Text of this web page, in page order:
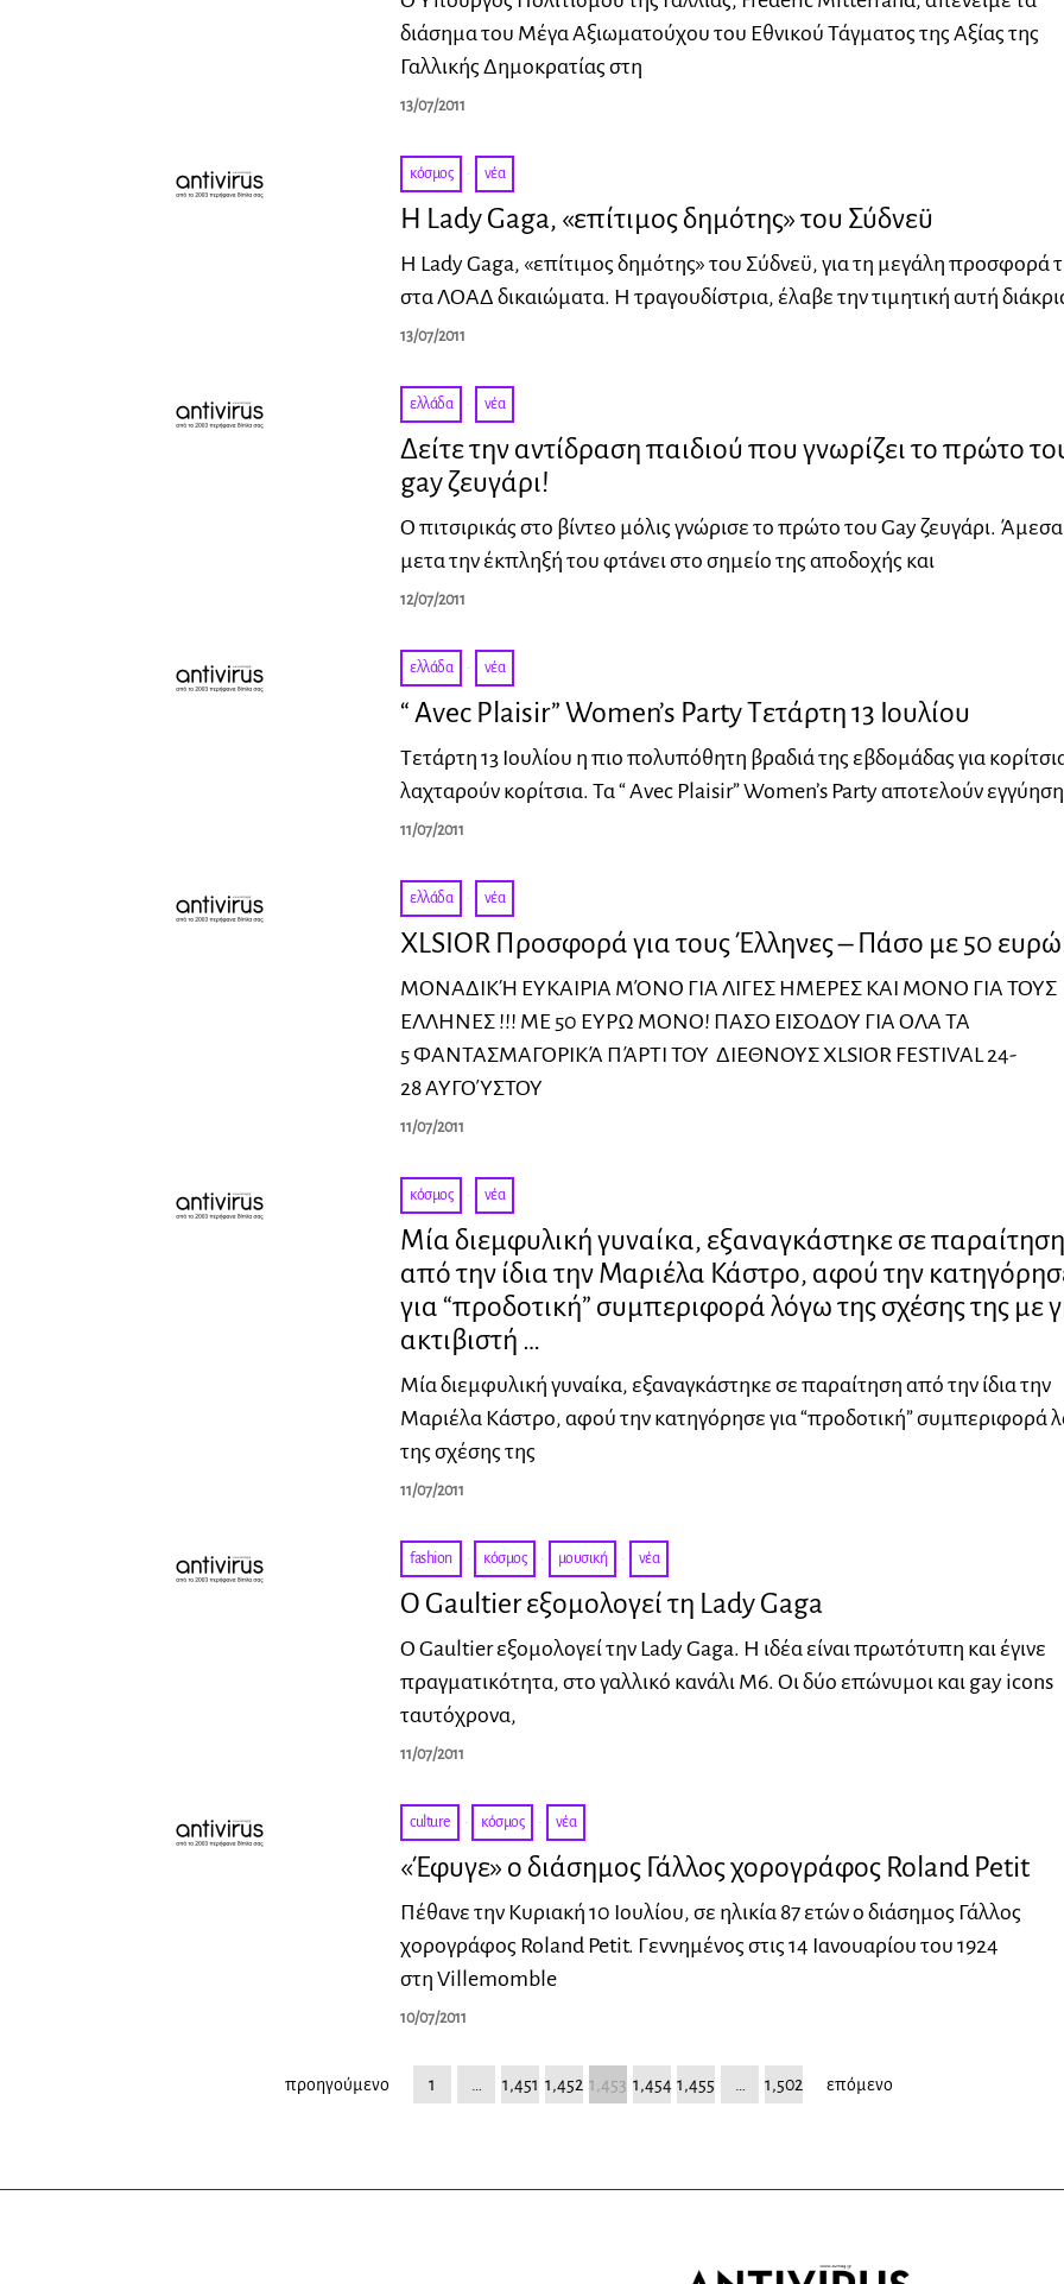
διάσημα του Μέγα Αξιωματούχου του Εθνικού Τάγματος της Αξίας της
Γαλλικής Δημοκρατίας στη
13/07/2011
κόσμος · νέα
Η Lady Gaga, «επίτιμος δημότης» του Σύδνεϋ
Η Lady Gaga, «επίτιμος δημότης» του Σύδνεϋ, για τη μεγάλη προσφορά
στα ΛΟΑΔ δικαιώματα. Η τραγουδίστρια, έλαβε την τιμητική αυτή
13/07/2011
ελλάδα · νέα
Δείτε την αντίδραση παιδιού που γνωρίζει το πρώτο
gay ζευγάρι!
Ο πιτσιρικάς στο βίντεο μόλις γνώρισε το πρώτο του Gay ζευγάρι.
μετα την έκπληξή του φτάνει στο σημείο της αποδοχής και
12/07/2011
ελλάδα · νέα
“ Avec Plaisir” Women’s Party Τετάρτη 13 Ιουλίου
Τετάρτη 13 Ιουλίου η πιο πολυπόθητη βραδιά της εβδομάδας για
λαχταρούν κορίτσια. Τα “ Avec Plaisir” Women’s Party αποτελούν εγγύηση
11/07/2011
ελλάδα · νέα
XLSIOR Προσφορά για τους Έλληνες – Πάσο με 50
ΜΟΝΑΔΙΚΉ ΕΥΚΑΙΡΙΑ ΜΌΝΟ ΓΙΑ ΛΙΓΕΣ ΗΜΕΡΕΣ ΚΑΙ ΜΟΝΟ ΓΙΑ ΤΟΥΣ
ΕΛΛΗΝΕΣ !!! ΜΕ 50 ΕΥΡΩ ΜΟΝΟ! ΠΑΣΟ ΕΙΣΟΔΟΥ ΓΙΑ ΟΛΑ ΤΑ
5 ΦΑΝΤΑΣΜΑΓΟΡΙΚΆ ΠΆΡΤΙ ΤΟΥ ΔΙΕΘΝΟΥΣ XLSIOR FESTIVAL 24-
28 ΑΥΓΟΎΣΤΟΥ
11/07/2011
κόσμος · νέα
Μία διεμφυλική γυναίκα, εξαναγκάστηκε σε παραίτηση
από την ίδια την Μαριέλα Κάστρο, αφού την
για “προδοτική” συμπεριφορά λόγω της σχέσης της με
ακτιβιστή …
Μία διεμφυλική γυναίκα, εξαναγκάστηκε σε παραίτηση από την ίδια την
Μαριέλα Κάστρο, αφού την κατηγόρησε για “προδοτική” συμπεριφορά
της σχέσης της
11/07/2011
fashion · κόσμος · μουσική · νέα
Ο Gaultier εξομολογεί τη Lady Gaga
O Gaultier εξομολογεί την Lady Gaga. Η ιδέα είναι πρωτότυπη και έγινε
πραγματικότητα, στο γαλλικό κανάλι M6. Οι δύο επώνυμοι και gay icons
ταυτόχρονα,
11/07/2011
culture · κόσμος · νέα
«Έφυγε» ο διάσημος Γάλλος χορογράφος Roland Petit
Πέθανε την Κυριακή 10 Ιουλίου, σε ηλικία 87 ετών ο διάσημος Γάλλος
χορογράφος Roland Petit. Γεννημένος στις 14 Ιανουαρίου του 1924
στη Villemomble
10/07/2011
προηγούμενο 1 1,451 1,452 1,453 1,454 1,455 1,502 επόμενο